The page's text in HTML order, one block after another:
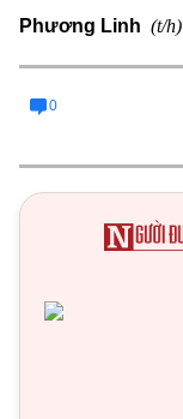
Phương Linh (t/h)
0